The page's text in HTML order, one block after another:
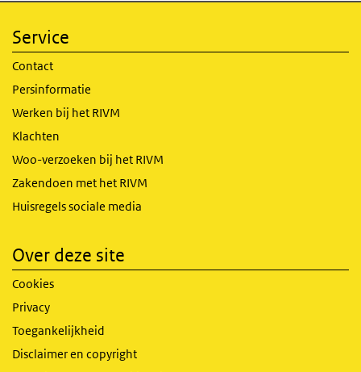
Service
Contact
Persinformatie
Werken bij het RIVM
Klachten
Woo-verzoeken bij het RIVM
Zakendoen met het RIVM
Huisregels sociale media
Over deze site
Cookies
Privacy
Toegankelijkheid
Disclaimer en copyright